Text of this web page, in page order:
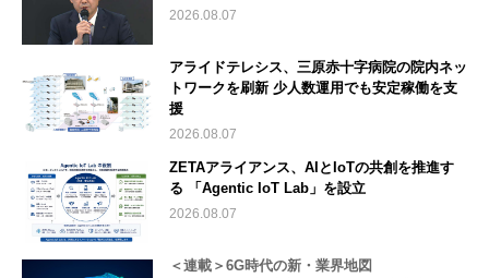
2026.08.07
アライドテレシス、三原赤十字病院の院内ネッ
トワークを刷新 少人数運用でも安定稼働を支
援
2026.08.07
ZETAアライアンス、AIとIoTの共創を推進す
る 「Agentic IoT Lab」を設立
2026.08.07
＜連載＞6G時代の新・業界地図